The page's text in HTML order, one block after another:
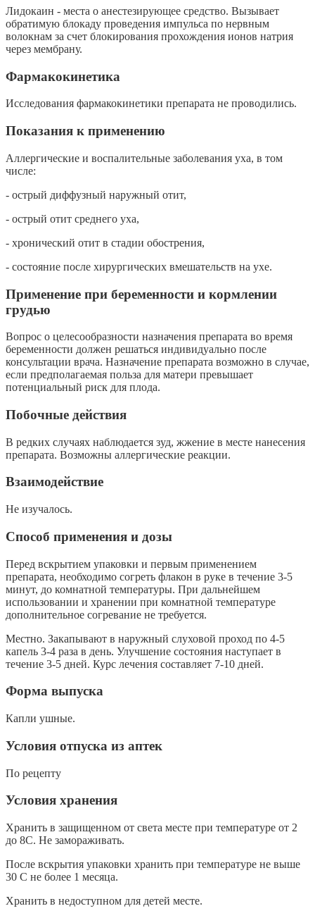
Лидокаин - места о анестезирующее средство. Вызывает
обратимую блокаду проведения импульса по нервным
волокнам за счет блокирования прохождения ионов натрия
через мембрану.
Фармакокинетика
Исследования фармакокинетики препарата не проводились.
Показания к применению
Аллергические и воспалительные заболевания уха, в том
числе:
- острый диффузный наружный отит,
- острый отит среднего уха,
- хронический отит в стадии обострения,
- состояние после хирургических вмешательств на ухе.
Применение при беременности и кормлении
грудью
Вопрос о целесообразности назначения препарата во время
беременности должен решаться индивидуально после
консультации врача. Назначение препарата возможно в случае,
если предполагаемая польза для матери превышает
потенциальный риск для плода.
Побочные действия
В редких случаях наблюдается зуд, жжение в месте нанесения
препарата. Возможны аллергические реакции.
Взаимодействие
Не изучалось.
Способ применения и дозы
Перед вскрытием упаковки и первым применением
препарата, необходимо согреть флакон в руке в течение 3-5
минут, до комнатной температуры. При дальнейшем
использовании и хранении при комнатной температуре
дополнительное согревание не требуется.
Местно. Закапывают в наружный слуховой проход по 4-5
капель 3-4 раза в день. Улучшение состояния наступает в
течение 3-5 дней. Курс лечения составляет 7-10 дней.
Форма выпуска
Капли ушные.
Условия отпуска из аптек
По рецепту
Условия хранения
Хранить в защищенном от света месте при температуре от 2
до 8С. Не замораживать.
После вскрытия упаковки хранить при температуре не выше
30 С не более 1 месяца.
Хранить в недоступном для детей месте.